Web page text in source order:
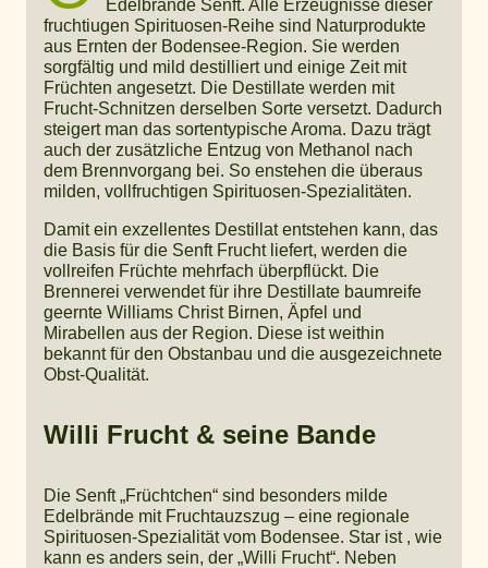
Edelbrände Senft. Alle Erzeugnisse dieser
fruchtiugen Spirituosen-Reihe sind Naturprodukte
aus Ernten der Bodensee-Region. Sie werden
sorgfältig und mild destilliert und einige Zeit mit
Früchten angesetzt. Die Destillate werden mit
Frucht-Schnitzen derselben Sorte versetzt. Dadurch
steigert man das sortentypische Aroma. Dazu trägt
auch der zusätzliche Entzug von Methanol nach
dem Brennvorgang bei. So enstehen die überaus
milden, vollfruchtigen Spirituosen-Spezialitäten.
Damit ein exzellentes Destillat entstehen kann, das
die Basis für die Senft Frucht liefert, werden die
vollreifen Früchte mehrfach überpflückt. Die
Brennerei verwendet für ihre Destillate baumreife
geernte Williams Christ Birnen, Äpfel und
Mirabellen aus der Region. Diese ist weithin
bekannt für den Obstanbau und die ausgezeichnete
Obst-Qualität.
Willi Frucht & seine Bande
Die Senft „Früchtchen“ sind besonders milde
Edelbrände mit Fruchtauzszug – eine regionale
Spirituosen-Spezialität vom Bodensee. Star ist , wie
kann es anders sein, der „Willi Frucht“. Neben